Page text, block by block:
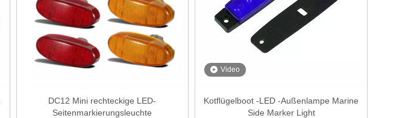
DC12 Mini rechteckige LED-
Seitenmarkierungsleuchte
Video
Kotflügelboot -LED -Außenlampe Marine
Side Marker Light